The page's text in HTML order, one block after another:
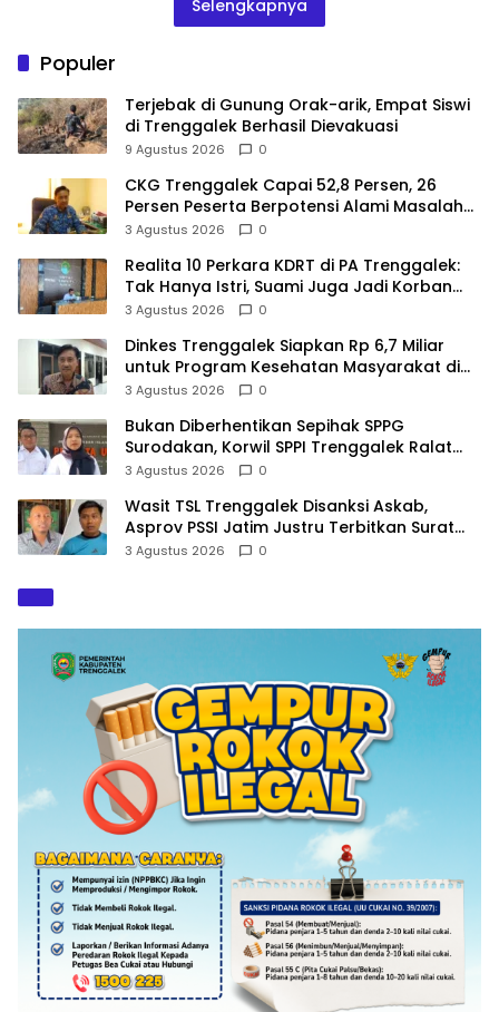
Selengkapnya
Populer
Terjebak di Gunung Orak-arik, Empat Siswi
di Trenggalek Berhasil Dievakuasi
9 Agustus 2026 0
CKG Trenggalek Capai 52,8 Persen, 26
Persen Peserta Berpotensi Alami Masalah
Kejiwaan
3 Agustus 2026 0
Realita 10 Perkara KDRT di PA Trenggalek:
Tak Hanya Istri, Suami Juga Jadi Korban
Kekerasan
3 Agustus 2026 0
Dinkes Trenggalek Siapkan Rp 6,7 Miliar
untuk Program Kesehatan Masyarakat di
2027
3 Agustus 2026 0
Bukan Diberhentikan Sepihak SPPG
Surodakan, Korwil SPPI Trenggalek Ralat
Pernyataan Soal Permata Umat Tolak MBG
3 Agustus 2026 0
Wasit TSL Trenggalek Disanksi Askab,
Asprov PSSI Jatim Justru Terbitkan Surat
Tugas di Hari yang Sama
3 Agustus 2026 0